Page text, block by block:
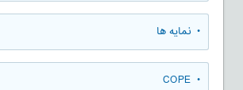
• نمایه ها
• COPE